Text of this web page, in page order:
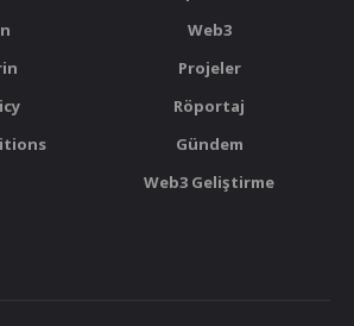
Web3
Projeler
Röportaj
Gündem
Web3 Geliştirme